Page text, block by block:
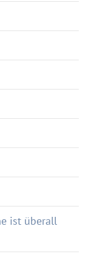
ist überall